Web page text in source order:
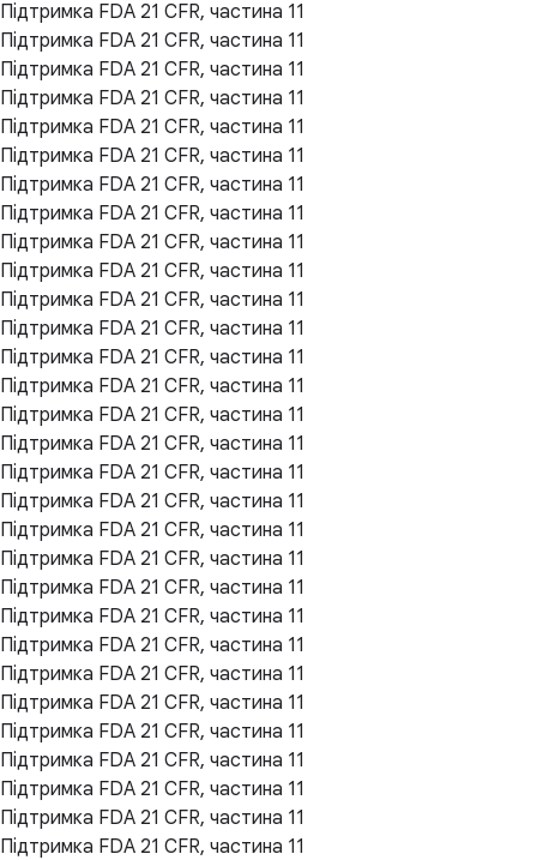
Підтримка FDA 21 CFR, частина 11
Підтримка FDA 21 CFR, частина 11
Підтримка FDA 21 CFR, частина 11
Підтримка FDA 21 CFR, частина 11
Підтримка FDA 21 CFR, частина 11
Підтримка FDA 21 CFR, частина 11
Підтримка FDA 21 CFR, частина 11
Підтримка FDA 21 CFR, частина 11
Підтримка FDA 21 CFR, частина 11
Підтримка FDA 21 CFR, частина 11
Підтримка FDA 21 CFR, частина 11
Підтримка FDA 21 CFR, частина 11
Підтримка FDA 21 CFR, частина 11
Підтримка FDA 21 CFR, частина 11
Підтримка FDA 21 CFR, частина 11
Підтримка FDA 21 CFR, частина 11
Підтримка FDA 21 CFR, частина 11
Підтримка FDA 21 CFR, частина 11
Підтримка FDA 21 CFR, частина 11
Підтримка FDA 21 CFR, частина 11
Підтримка FDA 21 CFR, частина 11
Підтримка FDA 21 CFR, частина 11
Підтримка FDA 21 CFR, частина 11
Підтримка FDA 21 CFR, частина 11
Підтримка FDA 21 CFR, частина 11
Підтримка FDA 21 CFR, частина 11
Підтримка FDA 21 CFR, частина 11
Підтримка FDA 21 CFR, частина 11
Підтримка FDA 21 CFR, частина 11
Підтримка FDA 21 CFR, частина 11